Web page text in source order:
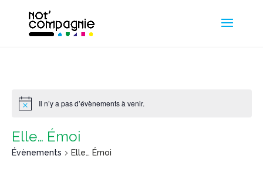
Il n’y a pas d’évènements à venir.
Elle… Émoi
Évènements Elle… Émoi